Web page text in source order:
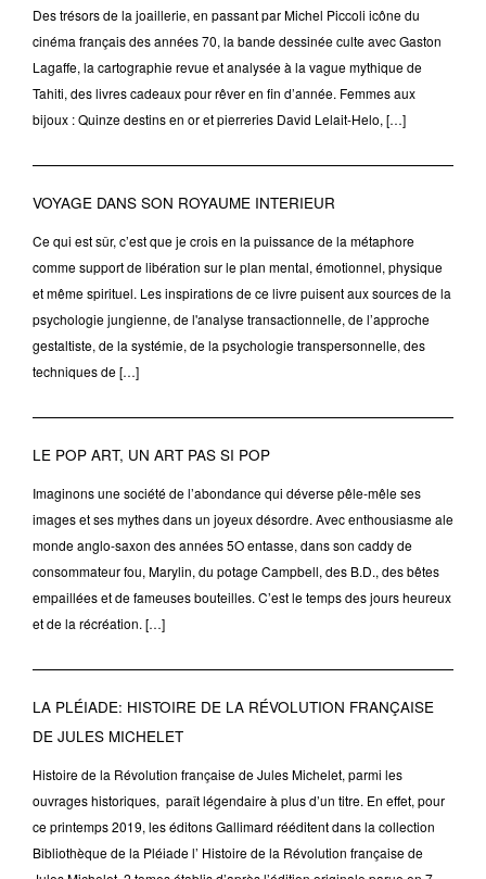
Des trésors de la joaillerie, en passant par Michel Piccoli icône du
cinéma français des années 70, la bande dessinée culte avec Gaston
Lagaffe, la cartographie revue et analysée à la vague mythique de
Tahiti, des livres cadeaux pour rêver en fin d’année. Femmes aux
bijoux : Quinze destins en or et pierreries David Lelait-Helo, […]
VOYAGE DANS SON ROYAUME INTERIEUR
Ce qui est sûr, c’est que je crois en la puissance de la métaphore
comme support de libération sur le plan mental, émotionnel, physique
et même spirituel. Les inspirations de ce livre puisent aux sources de la
psychologie jungienne, de l'analyse transactionnelle, de l’approche
gestaltiste, de la systémie, de la psychologie transpersonnelle, des
techniques de […]
LE POP ART, UN ART PAS SI POP
Imaginons une société de l’abondance qui déverse pêle-mêle ses
images et ses mythes dans un joyeux désordre. Avec enthousiasme ale
monde anglo-saxon des années 5O entasse, dans son caddy de
consommateur fou, Marylin, du potage Campbell, des B.D., des bêtes
empaillées et de fameuses bouteilles. C’est le temps des jours heureux
et de la récréation. […]
LA PLÉIADE: HISTOIRE DE LA RÉVOLUTION FRANÇAISE
DE JULES MICHELET
Histoire de la Révolution française de Jules Michelet, parmi les
ouvrages historiques, paraît légendaire à plus d’un titre. En effet, pour
ce printemps 2019, les éditons Gallimard rééditent dans la collection
Bibliothèque de la Pléiade l’ Histoire de la Révolution française de